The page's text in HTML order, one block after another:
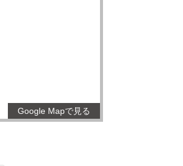
Google Mapで見る